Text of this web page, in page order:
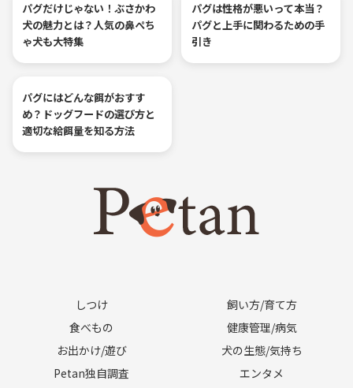
パグだけじゃない！ぶさかわ
犬の魅力とは？人気の鼻ぺち
ゃ犬も大特集
パグは性格が悪いって本当？
パグと上手に関わるための手
引き
パグにはどんな餌がおすす
め？ドッグフードの選び方と
適切な給餌量を知る方法
しつけ
飼い方/育て方
食べもの
健康管理/病気
お出かけ/遊び
犬の生態/気持ち
Petan独自調査
エンタメ